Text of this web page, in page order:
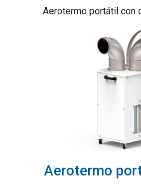
Aerotermo portátil con
Aerotermo